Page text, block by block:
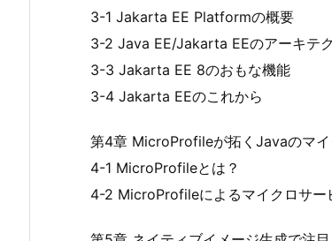
3-1 Jakarta EE Platformの概要
3-2 Java EE/Jakarta EEのアーキテ
3-3 Jakarta EE 8のおもな機能
3-4 Jakarta EEのこれから
第4章 MicroProfileが拓くJavaのマイ
4-1 MicroProfileとは？
4-2 MicroProfileによるマイクロサー